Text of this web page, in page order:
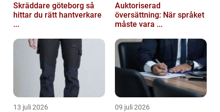
Skräddare göteborg så
hittar du rätt hantverkare
...
Auktoriserad
översättning: När språket
måste vara ...
13 juli 2026 09 juli 2026